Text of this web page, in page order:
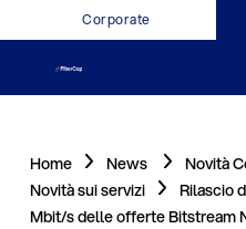
Corporate
Home News
Novità
Novità sui servizi
Rilascio
Mbit/s delle offerte Bitstream